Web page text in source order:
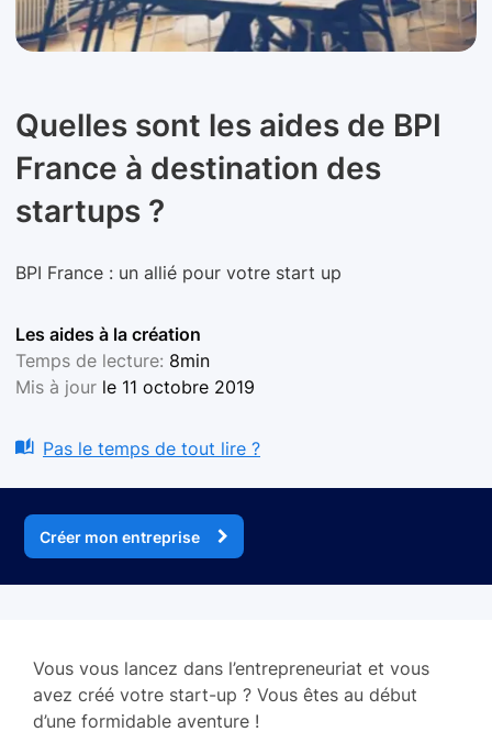
Quelles sont les aides de BPI
France à destination des
startups ?
BPI France : un allié pour votre start up
Les aides à la création
Temps de lecture: 8min
Mis à jour le 11 octobre 2019
Pas le temps de tout lire ?
Créer mon entreprise
Vous vous lancez dans l’entrepreneuriat et vous
avez créé votre start-up ? Vous êtes au début
d’une formidable aventure !